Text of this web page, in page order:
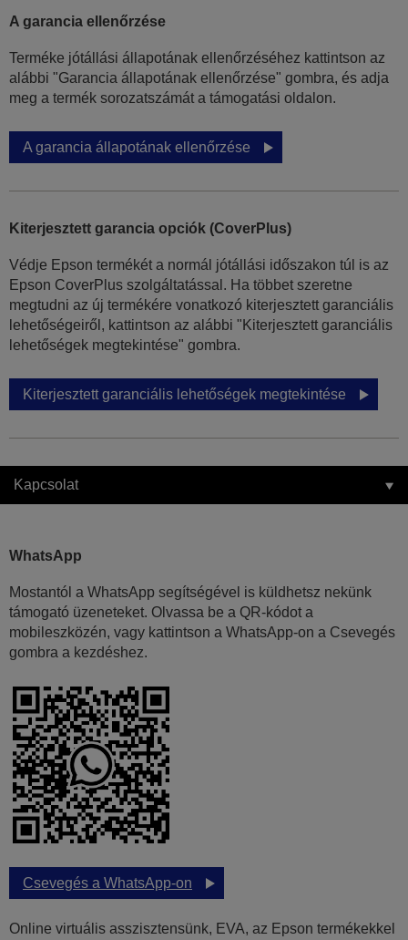
A garancia ellenőrzése
Terméke jótállási állapotának ellenőrzéséhez kattintson az
alábbi "Garancia állapotának ellenőrzése" gombra, és adja
meg a termék sorozatszámát a támogatási oldalon.
A garancia állapotának ellenőrzése
Kiterjesztett garancia opciók (CoverPlus)
Védje Epson termékét a normál jótállási időszakon túl is az
Epson CoverPlus szolgáltatással. Ha többet szeretne
megtudni az új termékére vonatkozó kiterjesztett garanciális
lehetőségeiről, kattintson az alábbi "Kiterjesztett garanciális
lehetőségek megtekintése" gombra.
Kiterjesztett garanciális lehetőségek megtekintése
Kapcsolat
WhatsApp
Mostantól a WhatsApp segítségével is küldhetsz nekünk
támogató üzeneteket. Olvassa be a QR-kódot a
mobileszközén, vagy kattintson a WhatsApp-on a Csevegés
gombra a kezdéshez.
Csevegés a WhatsApp-on
Online virtuális asszisztensünk, EVA, az Epson termékekkel